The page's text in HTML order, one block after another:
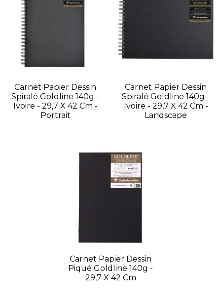
Carnet Papier Dessin
Spiralé Goldline 140g -
Ivoire - 29,7 X 42 Cm -
Portrait
Carnet Papier Dessin
Spiralé Goldline 140g -
Ivoire - 29,7 X 42 Cm -
Landscape
Carnet Papier Dessin
Piqué Goldline 140g -
29,7 X 42 Cm